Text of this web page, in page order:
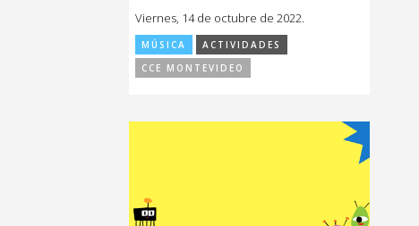
Viernes, 14 de octubre de 2022.
MÚSICA
ACTIVIDADES
CCE MONTEVIDEO